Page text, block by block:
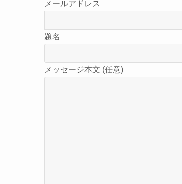
メールアドレス
題名
メッセージ本文 (任意)